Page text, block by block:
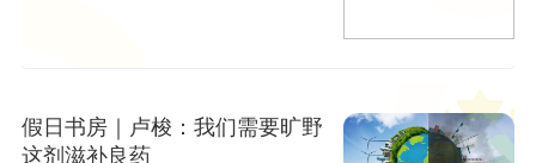
假日书房｜卢梭：我们需要旷野
这剂滋补良药